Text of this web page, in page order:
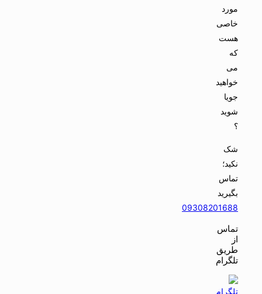
مورد
خاصی
هست
که
می
خواهید
جویا
شوید
شک
نکید؛
تماس
بگیرید
09308201688
تماس
طریق
تلگرام